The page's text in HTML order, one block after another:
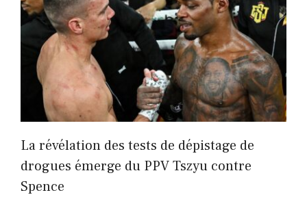
La révélation des tests de dépistage de
drogues émerge du PPV Tszyu contre
Spence